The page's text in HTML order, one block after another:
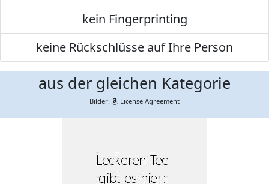
kein Fingerprinting
keine Rückschlüsse auf Ihre Person
aus der gleichen Kategorie
Bilder: License Agreement